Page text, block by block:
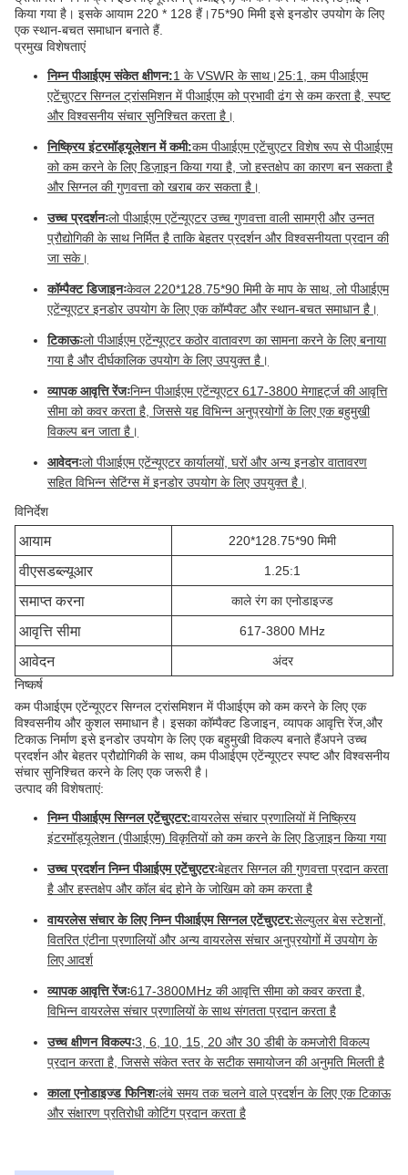
किया गया है। इसके आयाम 220 * 128 हैं।75*90 मिमी इसे इनडोर उपयोग के लिए
एक स्थान-बचत समाधान बनाते हैं.
प्रमुख विशेषताएं
निम्न पीआईएम संकेत क्षीणन:1 के VSWR के साथ।25:1, कम पीआईएम
एटेंचुएटर सिग्नल ट्रांसमिशन में पीआईएम को प्रभावी ढंग से कम करता है, स्पष्ट
और विश्वसनीय संचार सुनिश्चित करता है।
निष्क्रिय इंटरमॉड्यूलेशन में कमी:कम पीआईएम एटेंचुएटर विशेष रूप से पीआईएम
को कम करने के लिए डिज़ाइन किया गया है, जो हस्तक्षेप का कारण बन सकता है
और सिग्नल की गुणवत्ता को खराब कर सकता है।
उच्च प्रदर्शनःलो पीआईएम एटेंन्यूएटर उच्च गुणवत्ता वाली सामग्री और उन्नत
प्रौद्योगिकी के साथ निर्मित है ताकि बेहतर प्रदर्शन और विश्वसनीयता प्रदान की
जा सके।
कॉम्पैक्ट डिजाइनःकेवल 220*128.75*90 मिमी के माप के साथ, लो पीआईएम
एटेंन्यूएटर इनडोर उपयोग के लिए एक कॉम्पैक्ट और स्थान-बचत समाधान है।
टिकाऊःलो पीआईएम एटेंन्यूएटर कठोर वातावरण का सामना करने के लिए बनाया
गया है और दीर्घकालिक उपयोग के लिए उपयुक्त है।
व्यापक आवृत्ति रेंजःनिम्न पीआईएम एटेंन्यूएटर 617-3800 मेगाहर्ट्ज की आवृत्ति
सीमा को कवर करता है, जिससे यह विभिन्न अनुप्रयोगों के लिए एक बहुमुखी
विकल्प बन जाता है।
आवेदनःलो पीआईएम एटेंन्यूएटर कार्यालयों, घरों और अन्य इनडोर वातावरण
सहित विभिन्न सेटिंग्स में इनडोर उपयोग के लिए उपयुक्त है।
विनिर्देश
आयाम 220*128.75*90 मिमी
वीएसडब्ल्यूआर 1.25:1
समाप्त करना काले रंग का एनोडाइज्ड
आवृत्ति सीमा 617-3800 MHz
आवेदन
अंदर
निष्कर्ष
कम पीआईएम एटेंन्यूएटर सिग्नल ट्रांसमिशन में पीआईएम को कम करने के लिए एक
विश्वसनीय और कुशल समाधान है। इसका कॉम्पैक्ट डिजाइन, व्यापक आवृत्ति रेंज,और
टिकाऊ निर्माण इसे इनडोर उपयोग के लिए एक बहुमुखी विकल्प बनाते हैंअपने उच्च
प्रदर्शन और बेहतर प्रौद्योगिकी के साथ, कम पीआईएम एटेंन्यूएटर स्पष्ट और विश्वसनीय
संचार सुनिश्चित करने के लिए एक जरूरी है।
उत्पाद की विशेषताएं:
निम्न पीआईएम सिग्नल एटेंचुएटर:वायरलेस संचार प्रणालियों में निष्क्रिय
इंटरमॉड्यूलेशन (पीआईएम) विकृतियों को कम करने के लिए डिज़ाइन किया गया
उच्च प्रदर्शन निम्न पीआईएम एटेंचुएटरःबेहतर सिग्नल की गुणवत्ता प्रदान करता
है और हस्तक्षेप और कॉल बंद होने के जोखिम को कम करता है
वायरलेस संचार के लिए निम्न पीआईएम सिग्नल एटेंचुएटर:सेल्युलर बेस स्टेशनों,
वितरित एंटीना प्रणालियों और अन्य वायरलेस संचार अनुप्रयोगों में उपयोग के
लिए आदर्श
व्यापक आवृत्ति रेंजः617-3800MHz की आवृत्ति सीमा को कवर करता है,
विभिन्न वायरलेस संचार प्रणालियों के साथ संगतता प्रदान करता है
उच्च क्षीणन विकल्पः3, 6, 10, 15, 20 और 30 डीबी के कमजोरी विकल्प
प्रदान करता है, जिससे संकेत स्तर के सटीक समायोजन की अनुमति मिलती है
काला एनोडाइज्ड फिनिशःलंबे समय तक चलने वाले प्रदर्शन के लिए एक टिकाऊ
और संक्षारण प्रतिरोधी कोटिंग प्रदान करता है